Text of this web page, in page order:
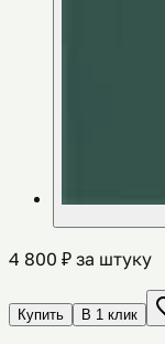
4 800 ₽ за штуку
Купить В 1 клик